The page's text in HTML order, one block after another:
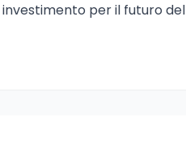
per il futuro